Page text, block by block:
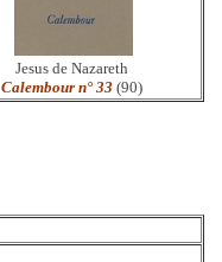
Jesus de Nazareth
Calembour n° 33 (90)